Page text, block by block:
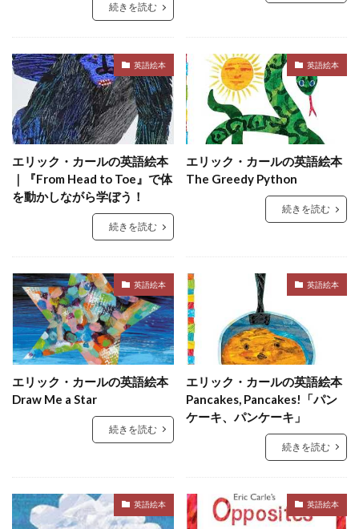
続きを読む
英語絵本
エリック・カールの英語絵本
｜『From Head to Toe』で体
を動かしながら学ぼう！
続きを読む
英語絵本
エリック・カールの英語絵本
The Greedy Python
続きを読む
英語絵本
エリック・カールの英語絵本
Draw Me a Star
続きを読む
英語絵本
エリック・カールの英語絵本
Pancakes, Pancakes!「パン
ケーキ、パンケーキ」
続きを読む
英語絵本 英語絵本